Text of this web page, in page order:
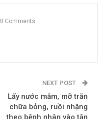
0 Comments
NEXT POST
Lấy nước mắm, mỡ trăn
chữa bỏng, ruồi nhặng
theo bệnh nhân vào tận